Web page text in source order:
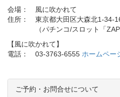
会場： 風に吹かれて
住所： 東京都大田区大森北1-34-
（パチンコ/スロット「ZAP」
【風に吹かれて】
電話： 03-3763-6555 ホームペー
ご予約・お問合せについて